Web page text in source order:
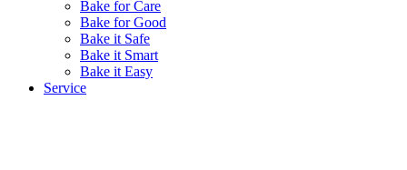
Bake for Care
Bake for Good
Bake it Safe
Bake it Smart
Bake it Easy
Service